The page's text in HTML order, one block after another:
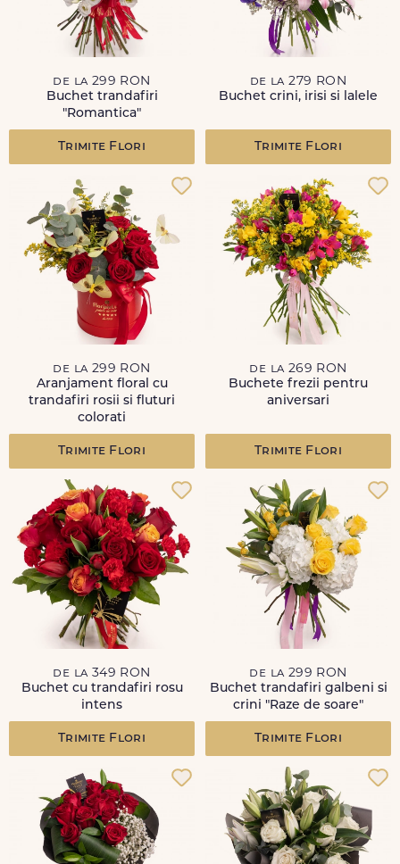
de la 299 RON
Buchet trandafiri
"Romantica"
Trimite Flori
de la 279 RON
Buchet crini, irisi si lalele
Trimite Flori
de la 299 RON
Aranjament floral cu
trandafiri rosii si fluturi
colorati
Trimite Flori
de la 269 RON
Buchete frezii pentru
aniversari
Trimite Flori
de la 349 RON
Buchet cu trandafiri rosu
intens
Trimite Flori
de la 299 RON
Buchet trandafiri galbeni si
crini "Raze de soare"
Trimite Flori